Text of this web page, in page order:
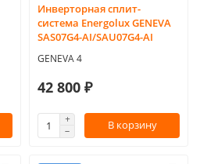
Инверторная сплит-
система Energolux GENEVA
SAS07G4-AI/SAU07G4-AI
GENEVA 4
42 800 ₽
В корзину